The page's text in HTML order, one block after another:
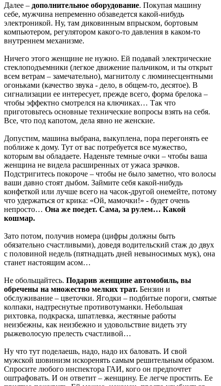
Далее – дополнительное оборудование. Покупая машину
себе, мужчина непременно обзаведется какой-нибудь
электроникой. Ну, там диковинным впрыском, бортовым
компьютером, регулятором какого-то давления в каком-то
внутреннем механизме.
Ничего этого женщине не нужно. Ей подавай электрические
стеклоподъемники (легкое движение пальчиком, и ты открыт
всем ветрам – замечательно), магнитолу с люминесцентными
огоньками (качество звука - дело, в общем-то, десятое). В
сигнализации ее интересует, прежде всего, форма брелока –
чтобы эффектно смотрелся на ключиках… Так что
приготовьтесь основные технические вопросы взять на себя.
Все, что под капотом, дела явно не женские.
Допустим, машина выбрана, выкуплена, пора перегонять ее
поближе к дому. Тут от вас потребуется все мужество,
которым вы обладаете. Наденьте темные очки – чтобы ваша
женщина не видела расширенных от ужаса зрачков.
Подстригитесь покороче – чтобы не было заметно, что волосы
ваши давно стоят дыбом. Займите себя какой-нибудь
конфеткой или лучше всего на часок-другой онемейте, потому
что удержаться от крика: «Ой, мамочки!» - будет очень
непросто… Она же поедет. Сама, за рулем… Какой
кошмар.
Зато потом, получив номера (цифры должны быть
обязательно счастливыми), доведя водительский стаж до двух
с половиной недель (пятнадцать дней невыносимых мук), она
станет настоящим асом…
Не обольщайтесь. Подарив женщине автомобиль, вы
обречены на множество мелких трат. Бензин и
обслуживание – цветочки. Ягодки – подбитые пороги, смятые
колпаки, надтреснутые противотуманки. Небольшая
рихтовка, подкраска, шпатлевка, жестяные работы
неизбежны, как неизбежно и удовольствие видеть эту
рыжеволосую прелесть счастливой…
Ну что тут поделаешь, надо, надо их баловать. И свой
мужской шовинизм искоренять самым решительным образом.
Спросите любого инспектора ГАИ, кого он предпочтет
оштрафовать. И он ответит – женщину. Ее легче простить. Ее